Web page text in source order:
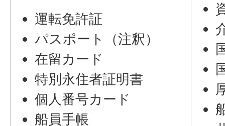
運転免許証
パスポート（注釈）
在留カード
特別永住者証明書
個人番号カード
船員手帳